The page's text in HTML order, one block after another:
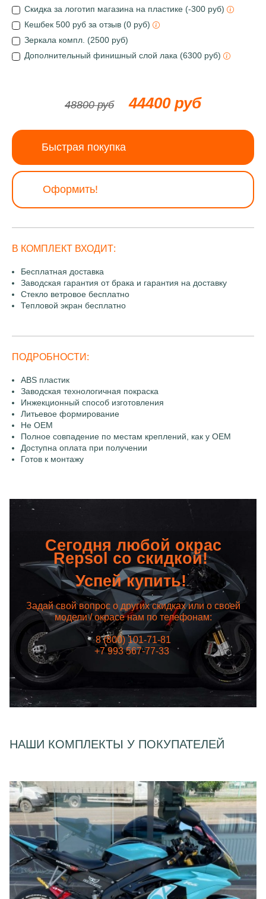
Скидка за логотип магазина на пластике (-300 руб)
Кешбек 500 руб за отзыв (0 руб)
Зеркала компл. (2500 руб)
Дополнительный финишный слой лака (6300 руб)
48800 руб 44400 руб
Быстрая покупка
Оформить!
В КОМПЛЕКТ ВХОДИТ:
Бесплатная доставка
Заводская гарантия от брака и гарантия на доставку
Стекло ветровое бесплатно
Тепловой экран бесплатно
ПОДРОБНОСТИ:
ABS пластик
Заводская технологичная покраска
Инжекционный способ изготовления
Литьевое формирование
Не OEM
Полное совпадение по местам креплений, как у OEM
Доступна оплата при получении
Готов к монтажу
Сегодня любой окрас
Repsol со скидкой!
Успей купить!
Задай свой вопрос о других скидках или о своей
модели / окрасе нам по телефонам:
8 (800) 101-71-81
+7 993 567-77-33
НАШИ КОМПЛЕКТЫ У ПОКУПАТЕЛЕЙ